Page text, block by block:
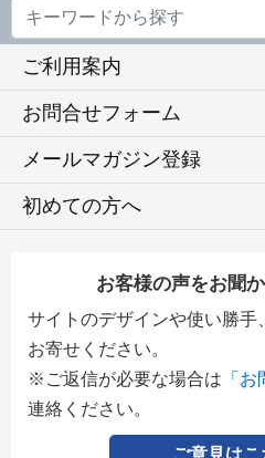
ご利用案内
お問合せフォーム
メールマガジン登録
初めての方へ
お客様の声をお聞
サイトのデザインや使い勝手
お寄せください。
※ご返信が必要な場合は 「
連絡ください。
ご意見はこ